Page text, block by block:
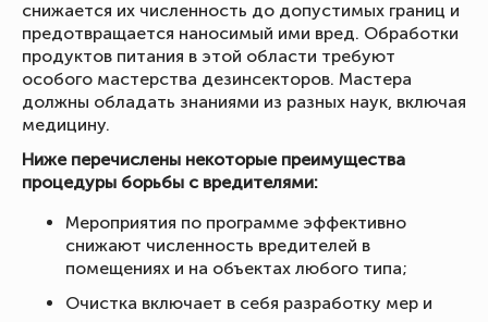
снижается их численность до допустимых границ и
предотвращается наносимый ими вред. Обработки
продуктов питания в этой области требуют
особого мастерства дезинсекторов. Мастера
должны обладать знаниями из разных наук, включая
медицину.
Ниже перечислены некоторые преимущества
процедуры борьбы с вредителями:
Мероприятия по программе эффективно
снижают численность вредителей в
помещениях и на объектах любого типа;
Очистка включает в себя разработку мер и